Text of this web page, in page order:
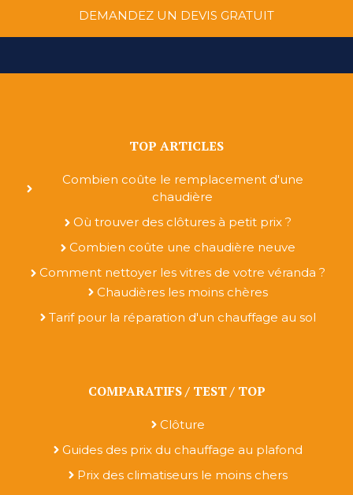
DEMANDEZ UN DEVIS GRATUIT
TOP ARTICLES
Combien coûte le remplacement d'une
chaudière
Où trouver des clôtures à petit prix ?
Combien coûte une chaudière neuve
Comment nettoyer les vitres de votre véranda ?
Chaudières les moins chères
Tarif pour la réparation d'un chauffage au sol
COMPARATIFS / TEST / TOP
Clôture
Guides des prix du chauffage au plafond
Prix des climatiseurs le moins chers